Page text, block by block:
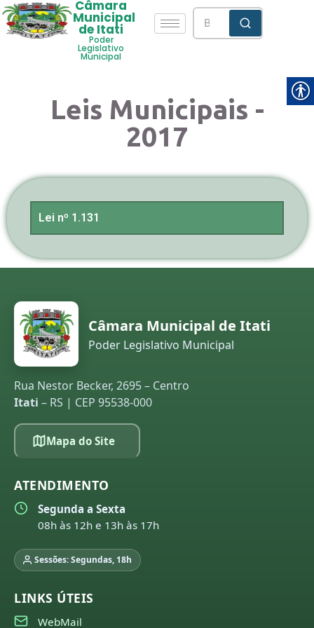
Câmara
Municipal
de Itati
Poder
Legislativo
Municipal
Leis Municipais -
2017
Lei nº 1.131
Câmara Municipal de Itati
Poder Legislativo Municipal
Rua Nestor Becker, 2695 – Centro
Itati – RS | CEP 95538-000
Mapa do Site
ATENDIMENTO
Segunda a Sexta
08h às 12h e 13h às 17h
Sessões: Segundas, 18h
LINKS ÚTEIS
WebMail